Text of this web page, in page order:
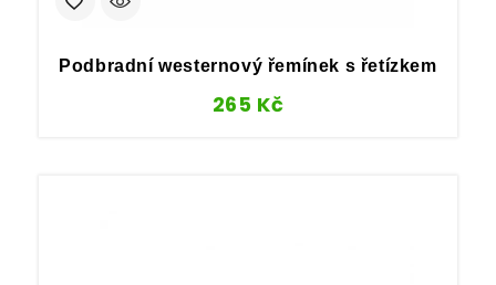
Podbradní westernový řemínek s řetízkem
265 Kč